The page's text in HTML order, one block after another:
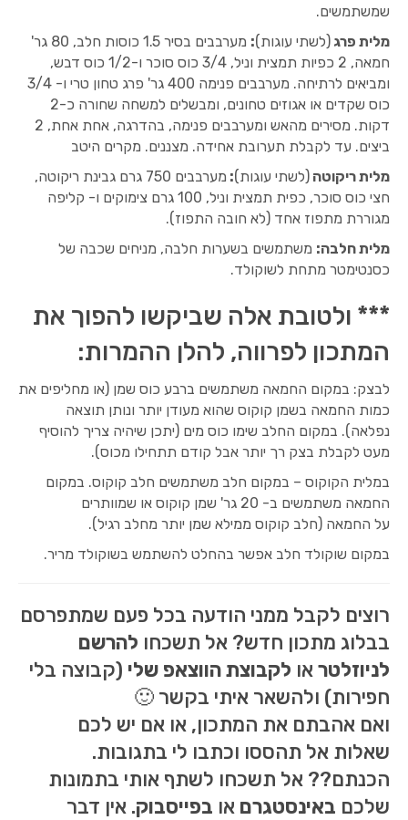
שמשתמשים.
מלית פרג (לשתי עוגות):
מערבבים בסיר 1.5 כוסות חלב, 80 גר'
חמאה, 2 כפיות תמצית וניל, 3/4 כוס סוכר ו-1/2 כוס דבש,
ומביאים לרתיחה. מערבבים פנימה 400 גר' פרג טחון טרי ו- 3/4
כוס שקדים או אגוזים טחונים, ומבשלים למשחה שחורה כ-2
דקות. מסירים מהאש ומערבבים פנימה, בהדרגה, אחת אחת, 2
ביצים. עד לקבלת תערובת אחידה. מצננים. מקרים היטב
מלית ריקוטה (לשתי עוגות):
מערבבים 750 גרם גבינת ריקוטה,
חצי כוס סוכר, כפית תמצית וניל, 100 גרם צימוקים ו- קליפה
מגוררת מתפוז אחד (לא חובה התפוז).
מלית חלבה: משתמשים בשערות חלבה, מניחים שכבה של
כסנטימטר מתחת לשוקולד.
*** ולטובת אלה שביקשו להפוך את
המתכון לפרווה, להלן ההמרות:
לבצק: במקום החמאה משתמשים ברבע כוס שמן (או מחליפים את
כמות החמאה בשמן קוקוס שהוא מעודן יותר ונותן תוצאה
נפלאה). במקום החלב שימו כוס מים (יתכן שיהיה צריך להוסיף
מעט לקבלת בצק רך יותר אבל קודם תתחילו מכוס).
במלית הקוקוס – במקום חלב משתמשים חלב קוקוס. במקום
החמאה משתמשים ב- 20 גר' שמן קוקוס או שמוותרים
על החמאה (חלב קוקוס ממילא שמן יותר מחלב רגיל).
במקום שוקולד חלב אפשר בהחלט להשתמש בשוקולד מריר.
רוצים לקבל ממני הודעה בכל פעם שמתפרסם
בבלוג מתכון חדש? אל תשכחו להרשם
לניוזלטראו לקבוצת הווצאפ שלי (קבוצה בלי
חפירות) ולהשאר איתי בקשר 🙂
ואם אהבתם את המתכון, או אם יש לכם
שאלות אל תהססו וכתבו לי בתגובות.
הכנתם?? אל תשכחו לשתף אותי בתמונות
שלכם באינסטגרם או בפייסבוק. אין דבר